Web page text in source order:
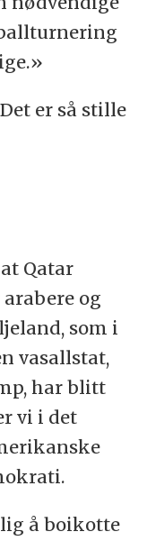
er så stille
Qatar
og
som i
vasallstat,
har blitt
vi i det
å boikotte